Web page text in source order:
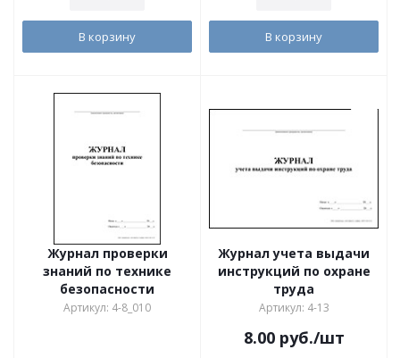
В корзину В корзину
Журнал проверки
знаний по технике
безопасности
Артикул: 4-8_010
Журнал учета выдачи
инструкций по охране
труда
Артикул: 4-13
8.00руб./шт